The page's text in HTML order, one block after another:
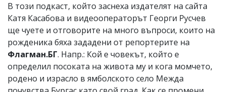
В този подкаст, който заснеха издателят на сайта
Катя Касабова и видеооператорът Георги Русчев
ще чуете и отговорите на много въпроси, които на
рожденика бяха зададени от репортерите на
Флагман.БГ. Напр.: Кой е човекът, който е
определил посоката на живота му и кога момчето,
родено и израсло в ямболското село Межда